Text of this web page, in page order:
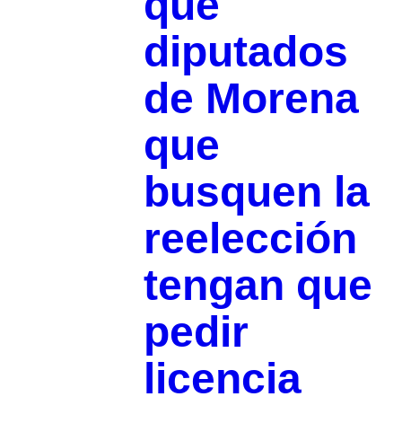
diputados
de Morena
que
busquen la
reelección
tengan que
pedir
licencia